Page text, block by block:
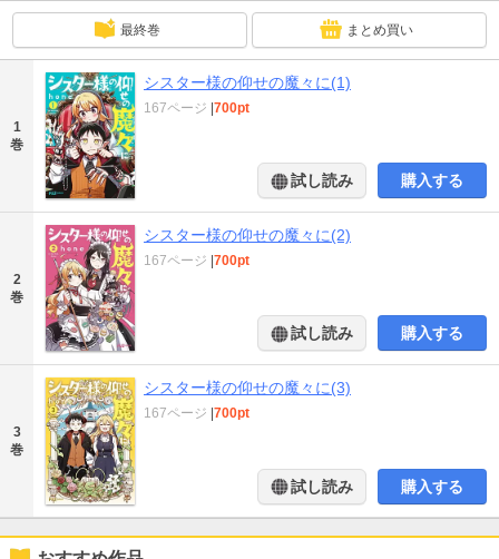
最終巻 まとめ買い
1
巻
シスター様の仰せの魔々に(1)
167ページ |700pt
試し読み 購入する
2
巻
シスター様の仰せの魔々に(2)
167ページ |700pt
試し読み 購入する
3
巻
シスター様の仰せの魔々に(3)
167ページ |700pt
試し読み 購入する